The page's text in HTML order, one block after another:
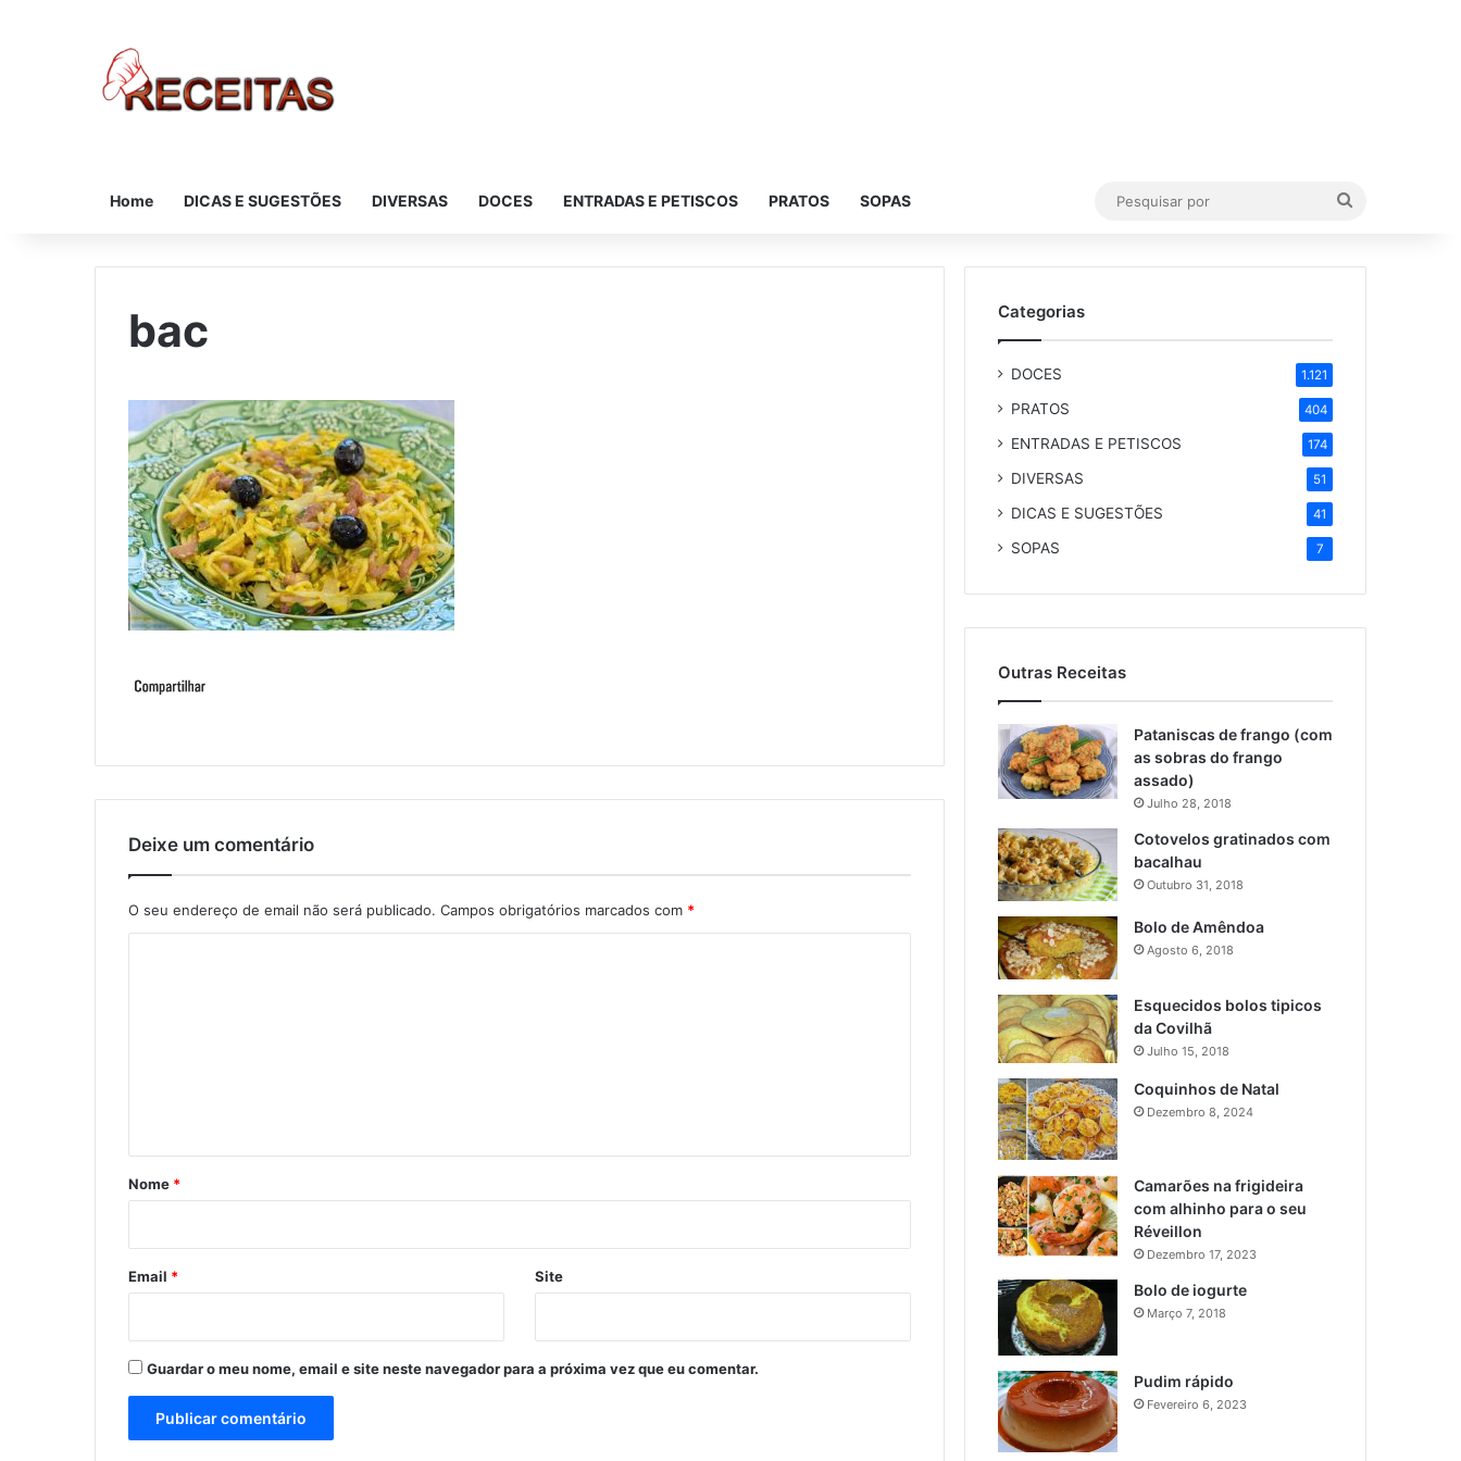
Home DICAS E SUGESTÕES DIVERSAS DOCES ENTRADAS E PETISCOS PRATOS SOPAS
bac
Deixe um comentário
O seu endereço de email não será publicado. Campos obrigatórios marcados com *
r
*
Nome *
Email * Site
Guardar o meu nome, email e site neste navegador para a próxima vez que eu comentar.
Categorias
DOCES 1.121
PRATOS 404
ENTRADAS E PETISCOS 174
DIVERSAS 51
DICAS E SUGESTÕES 41
SOPAS 7
Outras Receitas
Pataniscas de frango (com
as sobras do frango
assado)
Julho 28, 2018
Cotovelos gratinados com
bacalhau
Outubro 31, 2018
Bolo de Amêndoa
Agosto 6, 2018
Esquecidos bolos tipicos
da Covilhã
Julho 15, 2018
Coquinhos de Natal
Dezembro 8, 2024
Camarões na frigideira
com alhinho para o seu
Réveillon
Dezembro 17, 2023
Bolo de iogurte
Março 7, 2018
Pudim rápido
Fevereiro 6, 2023